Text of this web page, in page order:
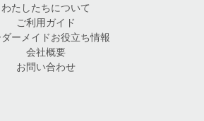
わたしたちについて
ご利用ガイド
ーメイドお役立ち情報
会社概要
お問い合わせ